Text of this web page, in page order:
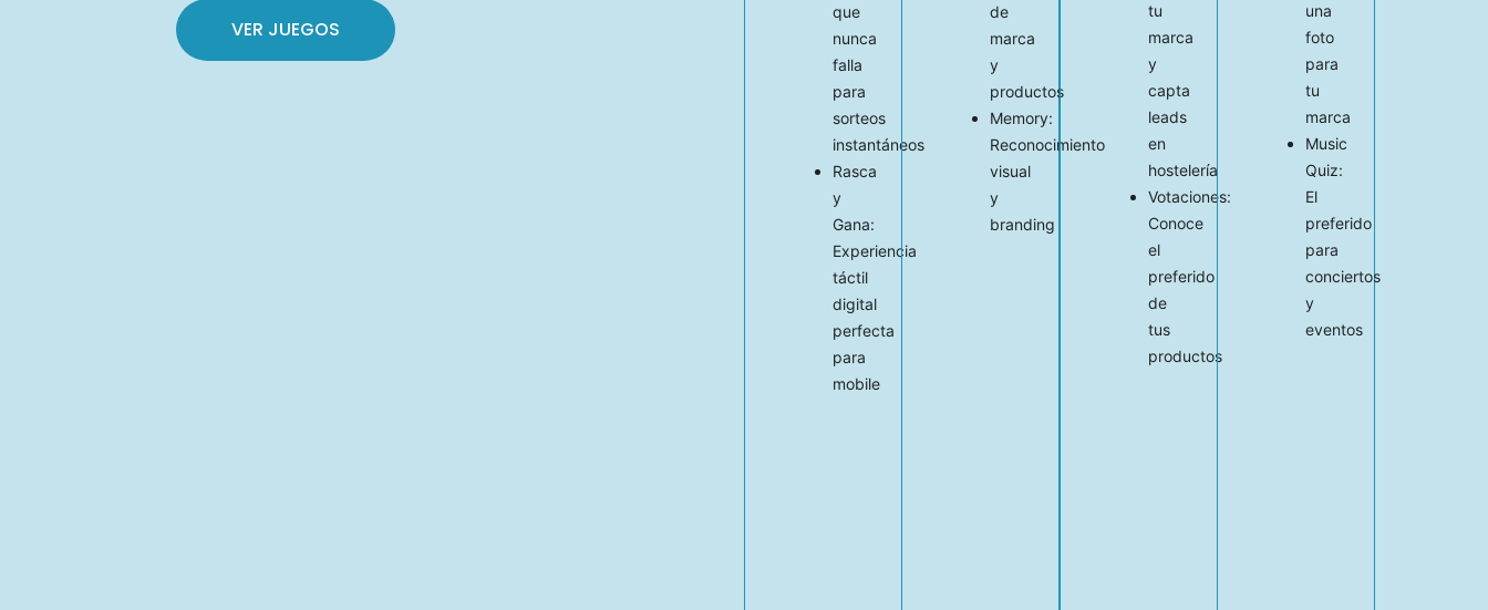
VER JUEGOS
que
nunca
falla
para
sorteos
instantáneos
Rasca
y
Gana:
Experiencia
táctil
digital
perfecta
para
mobile
de
marca
y
productos
Memory:
Reconocimiento
visual
y
branding
tu
marca
y
capta
leads
en
hostelería
Votaciones:
Conoce
el
preferido
de
tus
productos
una
foto
para
tu
marca
Music
Quiz:
El
preferido
para
conciertos
y
eventos